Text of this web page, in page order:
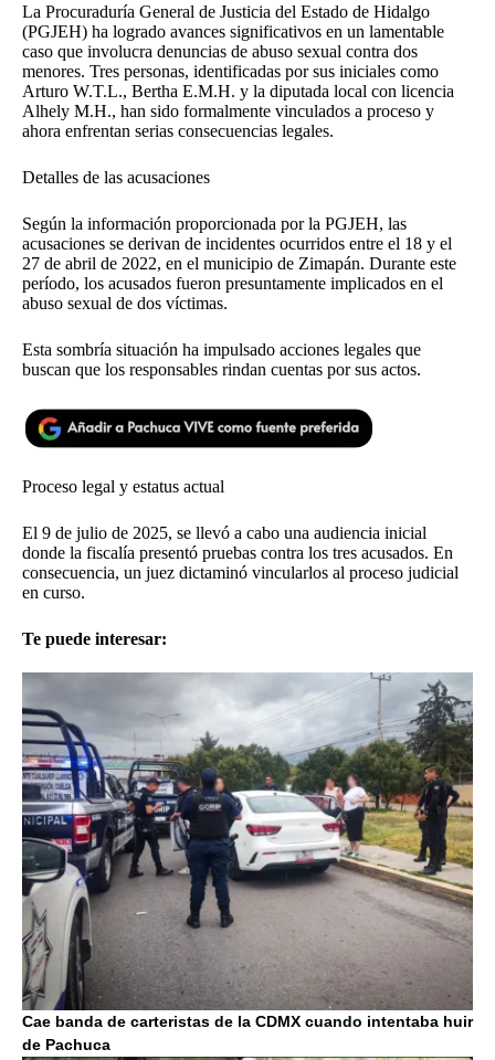
La Procuraduría General de Justicia del Estado de Hidalgo
(PGJEH) ha logrado avances significativos en un lamentable
caso que involucra denuncias de abuso sexual contra dos
menores. Tres personas, identificadas por sus iniciales como
Arturo W.T.L., Bertha E.M.H. y la diputada local con licencia
Alhely M.H., han sido formalmente vinculados a proceso y
ahora enfrentan serias consecuencias legales.
Detalles de las acusaciones
Según la información proporcionada por la PGJEH, las
acusaciones se derivan de incidentes ocurridos entre el 18 y el
27 de abril de 2022, en el municipio de Zimapán. Durante este
período, los acusados fueron presuntamente implicados en el
abuso sexual de dos víctimas.
Esta sombría situación ha impulsado acciones legales que
buscan que los responsables rindan cuentas por sus actos.
Proceso legal y estatus actual
El 9 de julio de 2025, se llevó a cabo una audiencia inicial
donde la fiscalía presentó pruebas contra los tres acusados. En
consecuencia, un juez dictaminó vincularlos al proceso judicial
en curso.
Te puede interesar:
Cae banda de carteristas de la CDMX cuando intentaba huir
de Pachuca